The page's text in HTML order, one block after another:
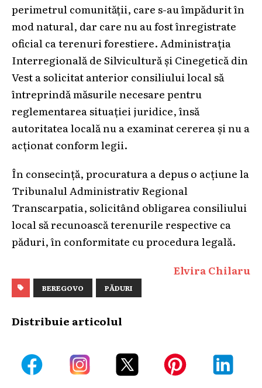
perimetrul comunității, care s-au împădurit în
mod natural, dar care nu au fost înregistrate
oficial ca terenuri forestiere. Administrația
Interregională de Silvicultură și Cinegetică din
Vest a solicitat anterior consiliului local să
întreprindă măsurile necesare pentru
reglementarea situației juridice, însă
autoritatea locală nu a examinat cererea și nu a
acționat conform legii.
În consecință, procuratura a depus o acțiune la
Tribunalul Administrativ Regional
Transcarpatia, solicitând obligarea consiliului
local să recunoască terenurile respective ca
păduri, în conformitate cu procedura legală.
Elvira Chilaru
BEREGOVO PĂDURI
Distribuie articolul